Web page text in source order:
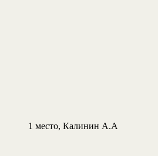
1 место, Калинин А.А